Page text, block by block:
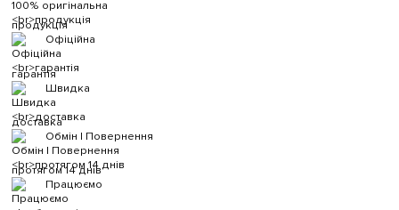
продукція
Офіційна
гарантія
Швидка
доставка
Обмін | Повернення
протягом 14 днів
Працюємо